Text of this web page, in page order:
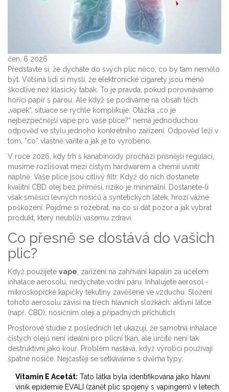
čen, 6 2026
Představte si, že dýcháte do svých plic něco, co by tam nemělo
být. Většina lidí si myslí, že elektronické cigarety jsou méně
škodlivé než klasický tabák. To je pravda, pokud porovnáváme
hořící papír s párou. Ale když se podíváme na obsah těch
„vapek“, situace se rychle komplikuje. Otázka „co je
nejbezpečnější vape pro vaše plíce?“ nemá jednoduchou
odpověď ve stylu jednoho konkrétního zařízení. Odpověď leží v
tom, *co* vlastně vaříte a jak je to vyrobeno.
V roce 2026, kdy trh s kanabinoidy prochází přísnější regulací,
musíme rozlišovat mezi čistým hardwarem a chemií uvnitř
náplně. Vaše plíce jsou citlivý filtr. Když do nich dostanete
kvalitní CBD olej bez příměsí, riziko je minimální. Dostanete-li
však směsici levných nosičů a syntetických látek, hrozí vážné
poškození. Pojďme si rozebrat, na co si dát pozor a jak vybrat
produkt, který neublíží vašemu zdraví.
Co přesně se dostává do vašich
plic?
Když použijete vape zařízení na zahřívání kapalin za účelem
inhalace aerosolu , nedýcháte vodní páru. Inhalujete aerosol -
mikroskopické kapičky tekutiny zavěšené ve vzduchu. Složení
tohoto aerosolu závisí na třech hlavních složkách: aktivní látce
(např. CBD), nosičním oleji a případných příchutích.
Prostorové studie z posledních let ukazují, že samotná inhalace
čistých olejů není ideální pro plicní tkáň, ale určitě není tak
destruktivní jako kouř. Problém nastává, když výrobci používají
špatné nosiče. Nejčastěji se setkáváme s dvěma typy:
Vitamin E Acetát: Tato látka byla identifikována jako hlavní
viník epidemie EVALI (zánět plic spojený s vapingem) v letech